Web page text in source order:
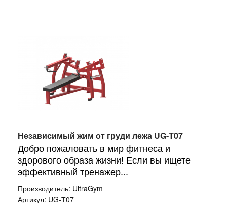
Независимый жим от груди лежа UG-Т07
Добро пожаловать в мир фитнеса и
здорового образа жизни! Если вы ищете
эффективный тренажер...
Производитель: UltraGym
Артикул: UG-Т07